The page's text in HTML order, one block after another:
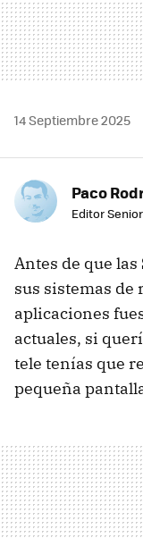
14 Septiembre 2025
Paco
Editor Senior
Antes de que las
sus sistemas
aplicaciones
actuales, si
tele tenías que
pequeña